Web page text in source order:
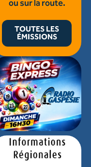
ou sur la route.
TOUTES LES
ÉMISSIONS